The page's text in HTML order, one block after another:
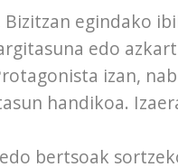
Bizitzan egindako
edo
izan,
handikoa.
bertsoak